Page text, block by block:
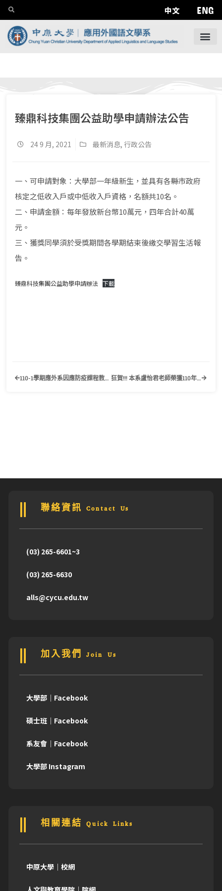
中文 ENG
臻鼎科技集團公益助學申請辦法公告
24 9 月, 2021 最新消息, 行政公告
一、可申請對象：大學部一年級新生，並具有各縣市政府
核定之低收入戶或中低收入戶資格，名額共10名。
二、申請金額：每年發放新台幣10萬元，四年合計40萬
元。
三、獲獎同學須於受獎期間各學期結束後繳交學習生活報
告。
臻鼎科技集團公益助學申請辦法 下載
110-1學期應外系因應防疫課程教學實施方式一覽表 狂賀!!! 本系盧怡君老師榮獲110年度中原大學建教合作績優教師
聯絡資訊 Contact Us
(03) 265-6601~3
(03) 265-6630
alls@cycu.edu.tw
加入我們 Join Us
大學部｜Facebook
碩士班｜Facebook
系友會｜Facebook
大學部 Instagram
相關連結 Quick Links
中原大學｜校網